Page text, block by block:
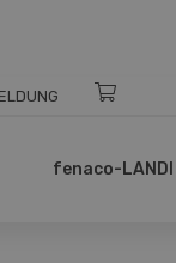
fenaco-LANDI